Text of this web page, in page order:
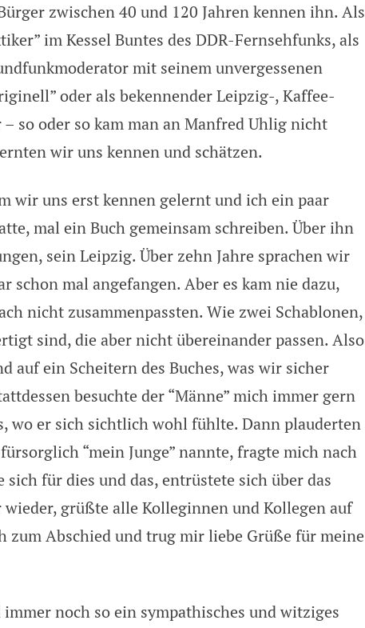
zwischen 40 und 120 Jahren kennen ihn. Als
im Kessel Buntes des DDR-Fernsehfunks, als
mit seinem unvergessenen
oder als bekennender Leipzig-, Kaffee-
so oder so kam man an Manfred Uhlig nicht
wir uns kennen und schätzen.
wir uns erst kennen gelernt und ich ein paar
mal ein Buch gemeinsam schreiben. Über ihn
sein Leipzig. Über zehn Jahre sprachen wir
schon mal angefangen. Aber es kam nie dazu,
nicht zusammenpassten. Wie zwei Schablonen,
sind, die aber nicht übereinander passen. Also
auf ein Scheitern des Buches, was wir sicher
besuchte der “Männe” mich immer gern
wo er sich sichtlich wohl fühlte. Dann plauderten
“mein Junge” nannte, fragte mich nach
für dies und das, entrüstete sich über das
grüßte alle Kolleginnen und Kollegen auf
zum Abschied und trug mir liebe Grüße für meine
noch so ein sympathisches und witziges